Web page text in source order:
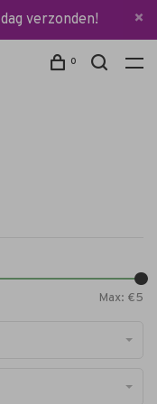
verzonden!
0
Max: €5